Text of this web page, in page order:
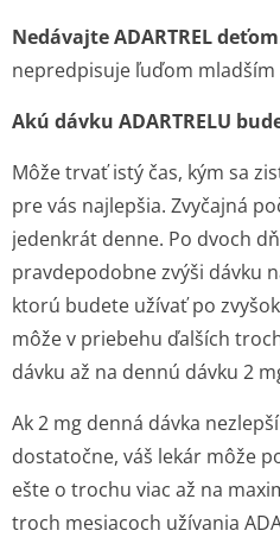
Nedávajte ADARTREL deťom
nepredpisuje ľuďom mladším
Akú dávku ADARTRELU
Môže trvať istý čas, kým sa
pre vás najlepšia. Zvyčajná
jedenkrát denne. Po dvoch
pravdepodobne zvýši dávku
ktorú budete užívať po
môže v priebehu ďalších
dávku až na dennú dávku 2
Ak 2 mg denná dávka
dostatočne, váš lekár môže
ešte o trochu viac až na
troch mesiacoch užívania